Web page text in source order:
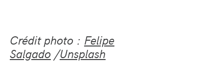
Crédit photo : Felipe
Salgado /Unsplash